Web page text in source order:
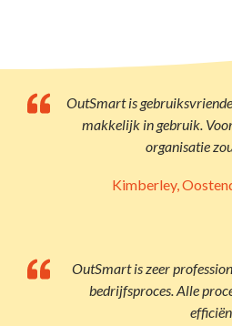
OutSmart is
makkelijk in gebruik.
organisatie
Kimberley,
OutSmart is zeer
bedrijfsproces. Alle